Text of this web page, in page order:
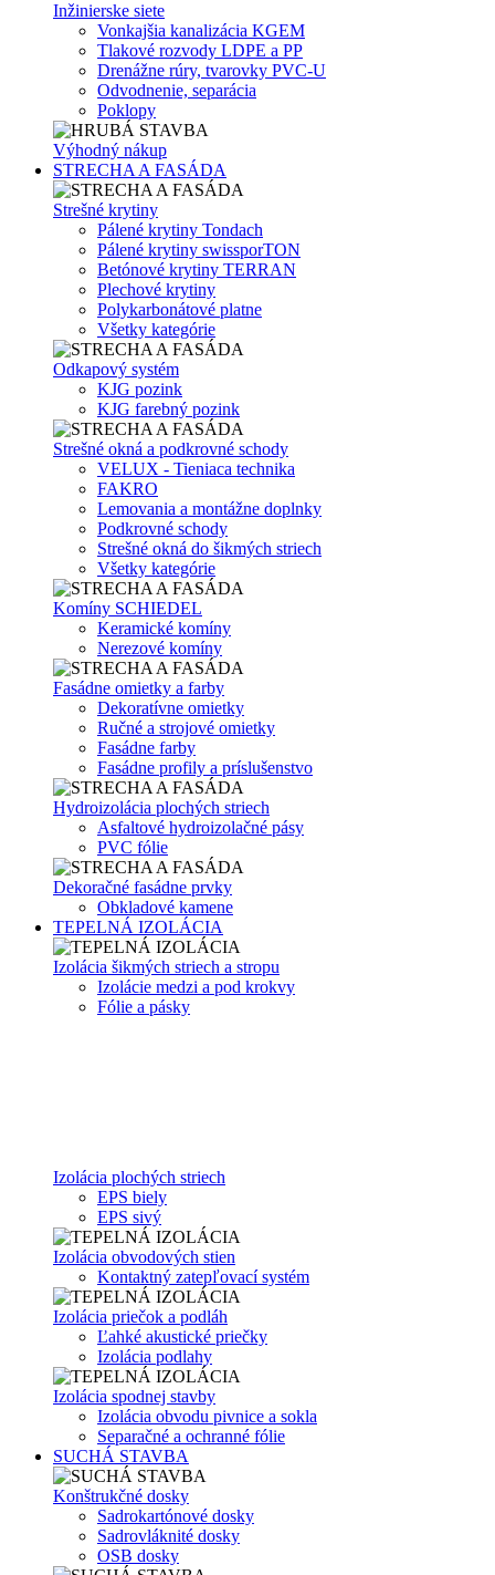
Inžinierske siete
Vonkajšia kanalizácia KGEM
Tlakové rozvody LDPE a PP
Drenážne rúry, tvarovky PVC-U
Odvodnenie, separácia
Poklopy
Výhodný nákup
STRECHA A FASÁDA
Strešné krytiny
Pálené krytiny Tondach
Pálené krytiny swissporTON
Betónové krytiny TERRAN
Plechové krytiny
Polykarbonátové platne
Všetky kategórie
Odkapový systém
KJG pozink
KJG farebný pozink
Strešné okná a podkrovné schody
VELUX - Tieniaca technika
FAKRO
Lemovania a montážne doplnky
Podkrovné schody
Strešné okná do šikmých striech
Všetky kategórie
Komíny SCHIEDEL
Keramické komíny
Nerezové komíny
Fasádne omietky a farby
Dekoratívne omietky
Ručné a strojové omietky
Fasádne farby
Fasádne profily a príslušenstvo
Hydroizolácia plochých striech
Asfaltové hydroizolačné pásy
PVC fólie
Dekoračné fasádne prvky
Obkladové kamene
TEPELNÁ IZOLÁCIA
Izolácia šikmých striech a stropu
Izolácie medzi a pod krokvy
Fólie a pásky
Izolácia plochých striech
EPS biely
EPS sivý
Izolácia obvodových stien
Kontaktný zatepľovací systém
Izolácia priečok a podláh
Ľahké akustické priečky
Izolácia podlahy
Izolácia spodnej stavby
Izolácia obvodu pivnice a sokla
Separačné a ochranné fólie
SUCHÁ STAVBA
Konštrukčné dosky
Sadrokartónové dosky
Sadrovláknité dosky
OSB dosky